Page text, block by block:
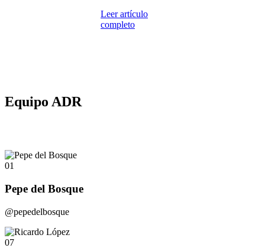
Leer artículo
completo
Equipo ADR
01
Pepe del Bosque
@pepedelbosque
07